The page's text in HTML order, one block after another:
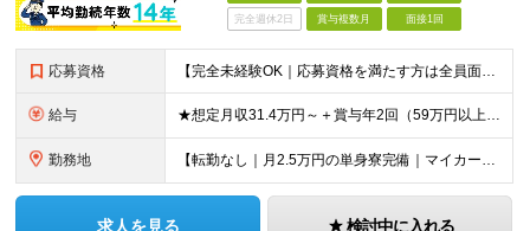
完全週休2日 賞与複数月 面接1回
応募資格 【完全未経験OK｜応募資格を満たす方は全員面接！】 ◎学歴不問／前職不問／転職回数不問 ◎自動車免許・英語力なども一切不問 ◎58歳以下の方（長期のキャリア形成を図るため） ブランクがある方、正社員
給与 ★想定月収31.4万円～＋賞与年2回（59万円以上） ★入社お祝い金15万円支給 ★水道+光熱費無料の家賃がリーズナブルな社員寮(単身寮)あり！ 月給24万5000円以上(基本給21万1000円＋業
勤務地 【転勤なし｜月2.5万円の単身寮完備｜マイカー・バイク通勤OK】 成田空港または空港関連施設での勤務となります。 お住まいや希望を考慮し、千葉市美浜区・四街道市への配属となる場合もあります。 【本社
求人を見る 検討中に入れる